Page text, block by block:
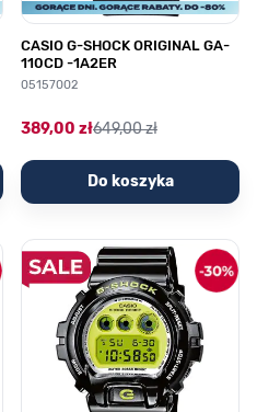
CASIO G-SHOCK ORIGINAL GA-
110CD -1A2ER
05157002
389,00 zł649,00 zł
Do koszyka